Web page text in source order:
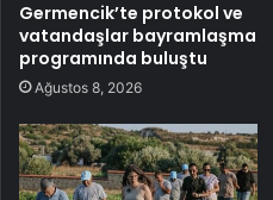
Germencik’te protokol ve
vatandaşlar bayramlaşma
programında buluştu
Ağustos 8, 2026